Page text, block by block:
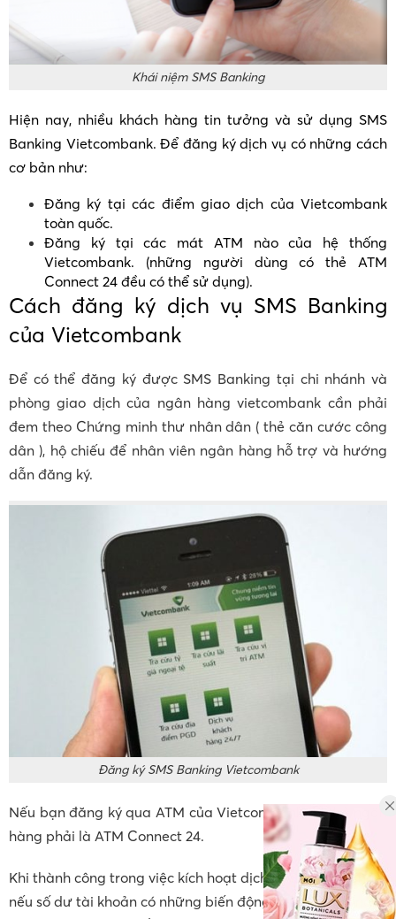
Khái niệm SMS Banking
Hiện nay, nhiều khách hàng tin tưởng và sử dụng SMS
Banking Vietcombank. Để đăng ký dịch vụ có những cách
cơ bản như:
Đăng ký tại các điểm giao dịch của Vietcombank
toàn quốc.
Đăng ký tại các mát ATM nào của hệ thống
Vietcombank. (những người dùng có thẻ ATM
Connect 24 đều có thể sử dụng).
Cách đăng ký dịch vụ SMS Banking
của Vietcombank
Để có thể đăng ký được SMS Banking tại chi nhánh và
phòng giao dịch của ngân hàng vietcombank cần phải
đem theo Chứng minh thư nhân dân ( thẻ căn cước công
dân ), hộ chiếu để nhân viên ngân hàng hỗ trợ và hướng
dẫn đăng ký.
Đăng ký SMS Banking Vietcombank
Nếu bạn đăng ký qua ATM của Vietcombank thì thẻ ngân
hàng phải là ATM Connect 24.
Khi thành công trong việc kích hoạt dịch vụ SMS Banking,
nếu số dư tài khoản có những biến động thì thì hệ thống